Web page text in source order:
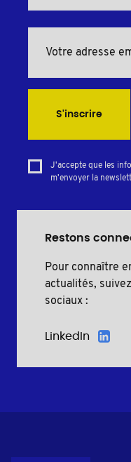
S'inscrire
J'accepte que les
m'envoyer la
Restons
Pour connaître
actualités,
sociaux :
LinkedIn